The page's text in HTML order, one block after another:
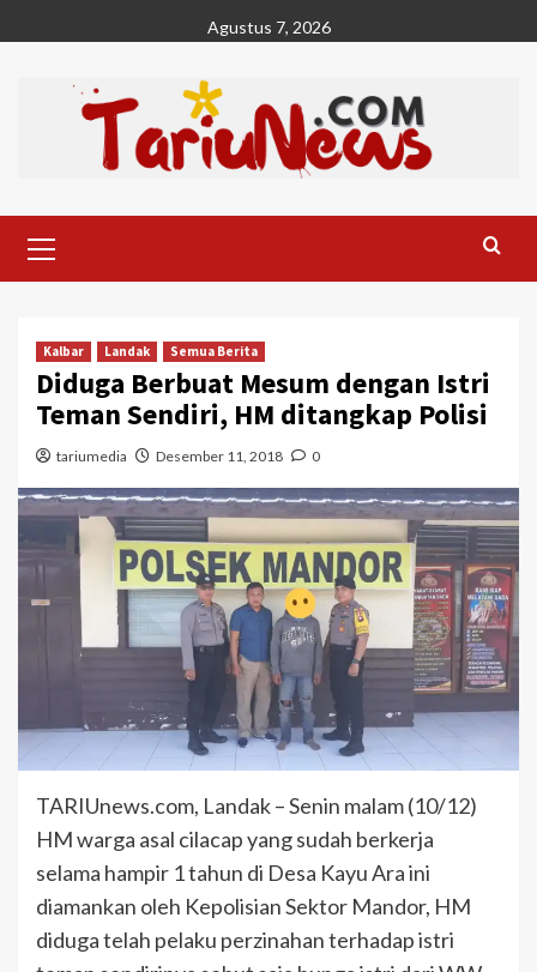
to
Agustus 7, 2026
Menu
Kalbar Landak Semua Berita
Diduga Berbuat Mesum dengan Istri
Teman Sendiri, HM ditangkap Polisi
tariumedia Desember 11, 2018 0
TARIUnews.com, Landak – Senin malam (10/12)
HM warga asal cilacap yang sudah berkerja
selama hampir 1 tahun di Desa Kayu Ara ini
diamankan oleh Kepolisian Sektor Mandor, HM
diduga telah pelaku perzinahan terhadap istri